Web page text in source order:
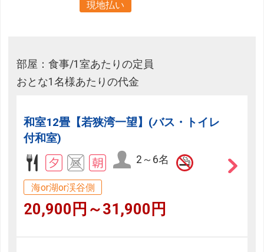
現地払い
部屋：食事/1室あたりの定員
おとな1名様あたりの代金
和室12畳【若狭湾一望】(バス・トイレ
付和室)
2～6名
海or湖or渓谷側
20,900円～31,900円